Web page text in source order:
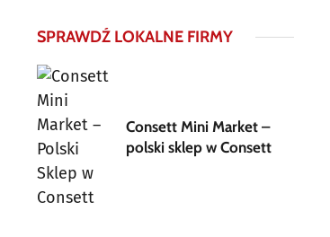
SPRAWDŹ LOKALNE FIRMY
Consett Mini Market –
polski sklep w Consett